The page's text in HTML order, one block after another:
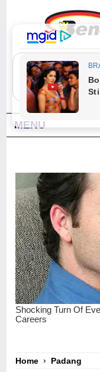
"Sesungguhnya Allah
Wahai orang-orang
ucapkanlah salam
MENU
Home › Padang